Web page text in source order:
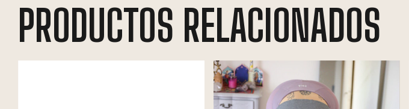
PRODUCTOS RELACIONADOS